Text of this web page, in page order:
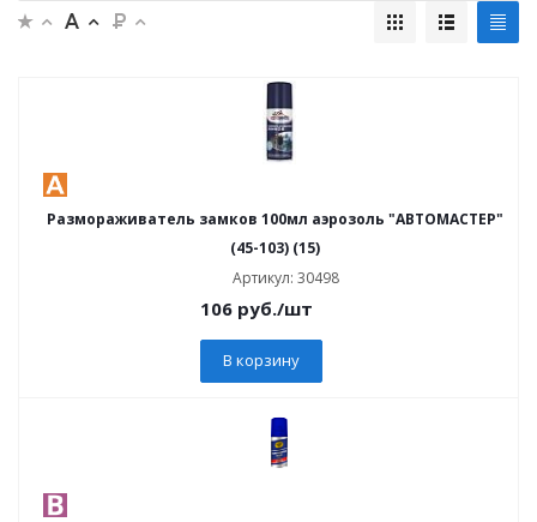
Размораживатель замков 100мл аэрозоль "АВТОМАСТЕР"
(45-103) (15)
Артикул: 30498
106 руб./шт
В корзину